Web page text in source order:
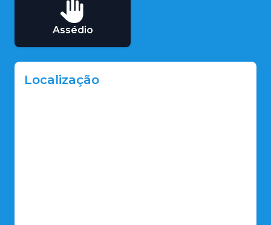
Assédio
Localização